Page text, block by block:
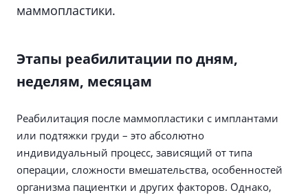
маммопластики.
Этапы реабилитации по дням,
неделям, месяцам
Реабилитация после маммопластики с имплантами
или подтяжки груди – это абсолютно
индивидуальный процесс, зависящий от типа
операции, сложности вмешательства, особенностей
организма пациентки и других факторов. Однако,